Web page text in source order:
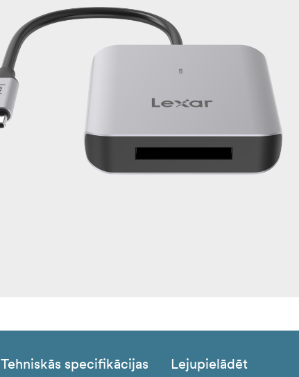
Tehniskās specifikācijas Lejupielādēt